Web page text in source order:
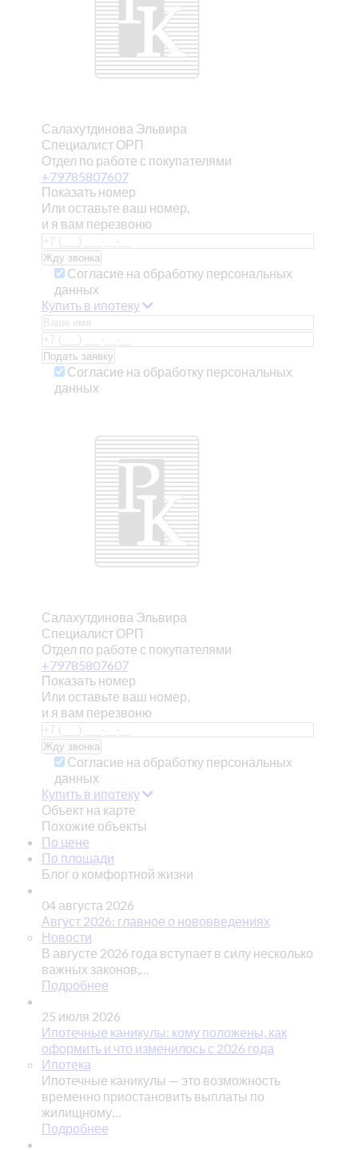
Салахутдинова Эльвира
Специалист ОРП
Отдел по работе с покупателями
+79785807607
Показать номер
Или оставьте ваш номер,
и я вам перезвоню
Согласие на обработку персональных
данных
Купить в ипотеку
Согласие на обработку персональных
данных
Салахутдинова Эльвира
Специалист ОРП
Отдел по работе с покупателями
+79785807607
Показать номер
Или оставьте ваш номер,
и я вам перезвоню
Согласие на обработку персональных
данных
Купить в ипотеку
Объект на карте
Похожие объекты
По цене
По площади
Блог о комфортной жизни
04 августа 2026
Август 2026: главное о нововведениях
Новости
В августе 2026 года вступает в силу несколько
важных законов,…
Подробнее
25 июля 2026
Ипотечные каникулы: кому положены, как
оформить и что изменилось с 2026 года
Ипотека
Ипотечные каникулы — это возможность
временно приостановить выплаты по
жилищному…
Подробнее